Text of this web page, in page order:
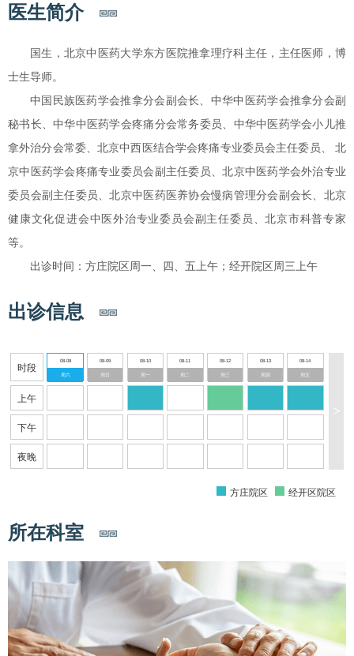
医生简介
国生，北京中医药大学东方医院推拿理疗科主任，主任医师，博
士生导师。
中国民族医药学会推拿分会副会长、中华中医药学会推拿分会副
秘书长、中华中医药学会疼痛分会常务委员、中华中医药学会小儿推
拿外治分会常委、北京中西医结合学会疼痛专业委员会主任委员、 北
京中医药学会疼痛专业委员会副主任委员、北京中医药学会外治专业
委员会副主任委员、北京中医药医养协会慢病管理分会副会长、北京
健康文化促进会中医外治专业委员会副主任委员、北京市科普专家
等。
出诊时间：方庄院区周一、四、五上午；经开院区周三上午
出诊信息
时段
上午
下午
夜晚
08-08
周六
08-09
周日
08-10
周一
08-11 08-12
周三
08-13
周四
08-14
周五
>
方庄院区 经开区院区
所在科室